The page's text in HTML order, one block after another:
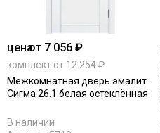
ценаот 7 056 ₽
комплект от 12 254 ₽
Межкомнатная дверь эмалит
Сигма 26.1 белая остеклённая
В наличии